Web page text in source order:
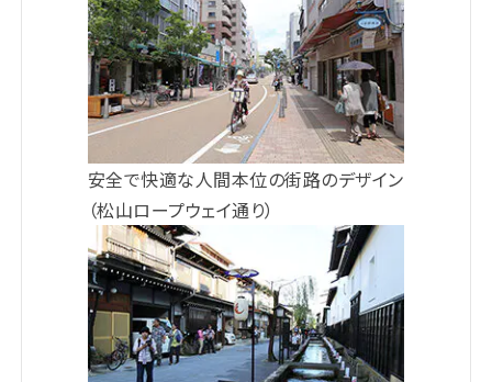
安全で快適な人間本位の街路のデザイン
（松山ロープウェイ通り）